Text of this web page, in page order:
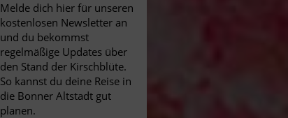
Melde dich hier für unseren
kostenlosen Newsletter an
und du bekommst
regelmäßige Updates über
den Stand der Kirschblüte.
So kannst du deine Reise in
die Bonner Altstadt gut
planen.